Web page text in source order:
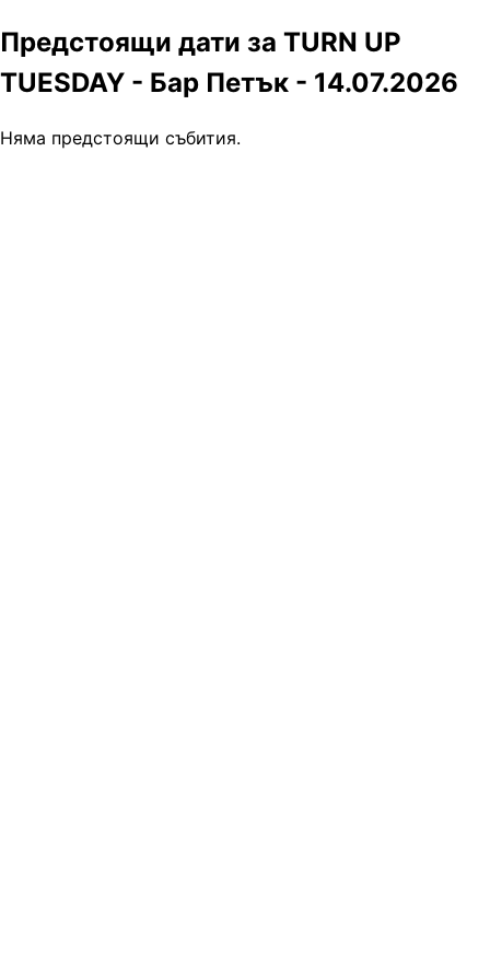
Предстоящи дати за TURN UP
TUESDAY - Бар Петък - 14.07.2026
Няма предстоящи събития.